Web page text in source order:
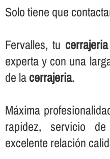
Solo tiene que
Fervalles, tu
experta y con una
de lacerrajeria.
Máxima
rapidez, servicio de
excelente relación